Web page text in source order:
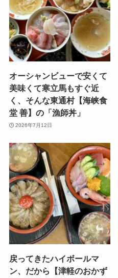
オーシャンビューで安くて
美味くて寒立馬もすぐ近
く、そんな東通村【海峡食
堂 善】の「漁師丼」
2026年7月12日
戻ってきたハイボールマ
ン、だから【津軽のおかず